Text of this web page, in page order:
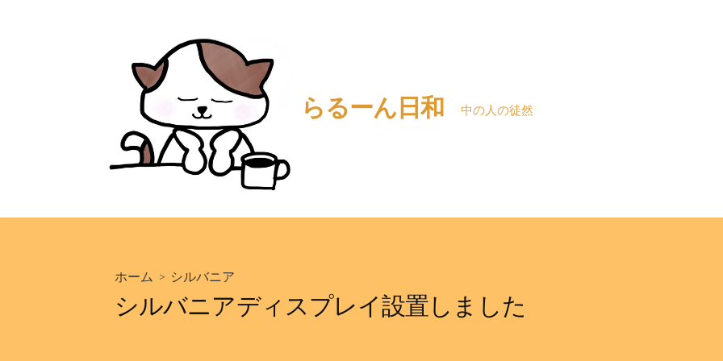
らるーん日和 中の人の徒然
ホーム > シルバニア
シルバニアディスプレイ設置しました